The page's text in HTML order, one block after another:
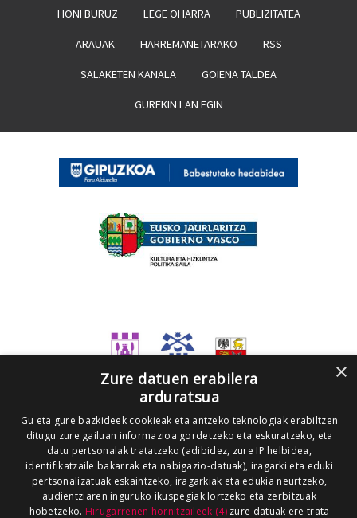
HONI BURUZ LEGE OHARRA PUBLIZITATEA
ARAUAK HARREMANETARAKO RSS
SALAKETEN KANALA GOIENA TALDEA
GUREKIN LAN EGIN
×
Zure datuen erabilera
arduratsua
Gu eta gure bazkideek cookieak eta antzeko teknologiak erabiltzen
ditugu zure gailuan informazioa gordetzeko eta eskuratzeko, eta
datu pertsonalak tratatzeko (adibidez, zure IP helbidea,
identifikatzaile bakarrak eta nabigazio-datuak), iragarki eta eduki
pertsonalizatuak eskaintzeko, iragarkiak eta edukia neurtzeko,
audientziaren inguruko ikuspegiak lortzeko eta zerbitzuak
hobetzeko. Hirugarrenen hornitzaileek (4)zure datuak ere trata